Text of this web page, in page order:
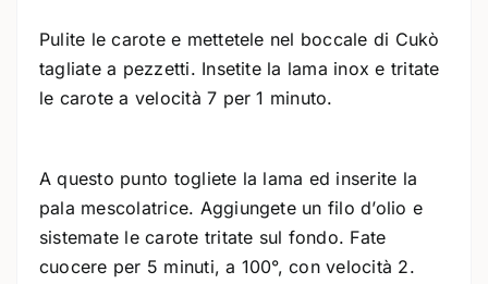
Pulite le carote e mettetele nel boccale di Cukò
tagliate a pezzetti. Insetite la lama inox e tritate
le carote a velocità 7 per 1 minuto.
A questo punto togliete la lama ed inserite la
pala mescolatrice. Aggiungete un filo d’olio e
sistemate le carote tritate sul fondo. Fate
cuocere per 5 minuti, a 100°, con velocità 2.